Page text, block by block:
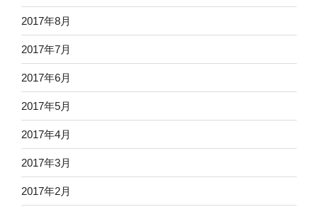
2017年8月
2017年7月
2017年6月
2017年5月
2017年4月
2017年3月
2017年2月